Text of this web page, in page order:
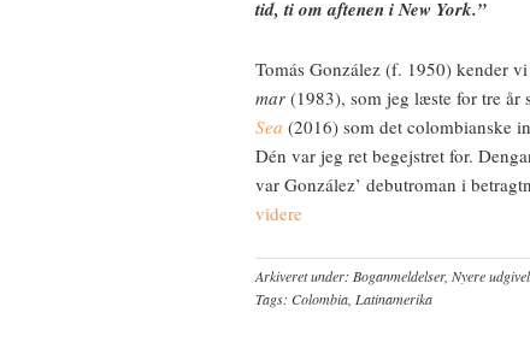
tid, ti om aftenen i New York.”
Tomás González (f. 1950) kender
mar (1983), som jeg læste for tre år
Sea (2016) som det colombianske
Dén var jeg ret begejstret for.
var González’ debutroman i
videre
Arkiveret under: Boganmeldelser, Nyere
Tags: Colombia Latinamerika